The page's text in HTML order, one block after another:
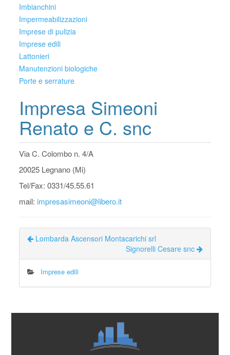
Imbianchini
Impermeabilizzazioni
Imprese di pulizia
Imprese edili
Lattonieri
Manutenzioni biologiche
Porte e serrature
Impresa Simeoni
Renato e C. snc
Via C. Colombo n. 4/A
20025 Legnano (Mi)
Tel/Fax: 0331/45.55.61
mail: impresasimeoni@libero.it
Lombarda Ascensori Montacarichi srl
Signorelli Cesare snc
Imprese edili